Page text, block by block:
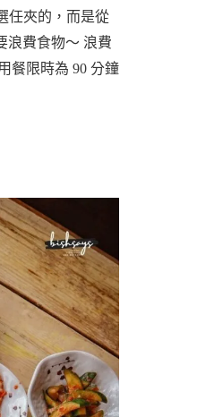
任夾的，而是從
浪費食物～ 浪費
餐限時為 90 分鐘